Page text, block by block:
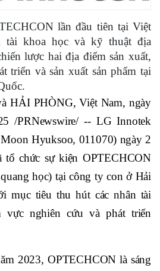
lần đầu tiên tại Việt
tài khoa học và kỹ thuật địa
lược hai địa điểm sản xuất,
triển và sản xuất sản phẩm tại
HẢI PHÒNG, Việt Nam, ngày
/PRNewswire/ -- LG Innotek
Hyuksoo, 011070) ngày 2
tổ chức sự kiện OPTECHCON
học) tại công ty con ở Hải
mục tiêu thu hút các nhân tài
vực nghiên cứu và phát triển
2023, OPTECHCON là sáng